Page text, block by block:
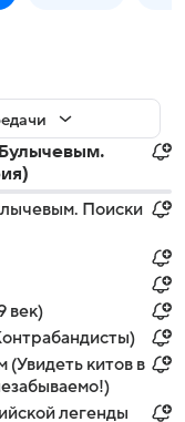
Поиски
век)
китов в
легенды